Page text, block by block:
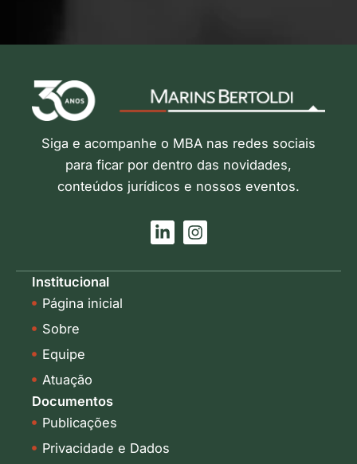
Siga e acompanhe o MBA nas redes sociais
para ficar por dentro das novidades,
conteúdos jurídicos e nossos eventos.
L
i
k
I
n
t
Institucional
Página inicial
Sobre
Equipe
Atuação
Documentos
Publicações
Privacidade e Dados